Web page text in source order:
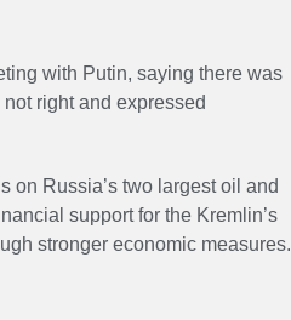
with Putin, saying there was
right and expressed
on Russia’s two largest oil and
support for the Kremlin’s
stronger economic measures.